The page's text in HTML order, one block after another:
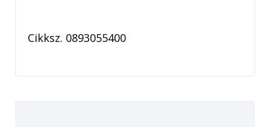
Cikksz. 0893055400